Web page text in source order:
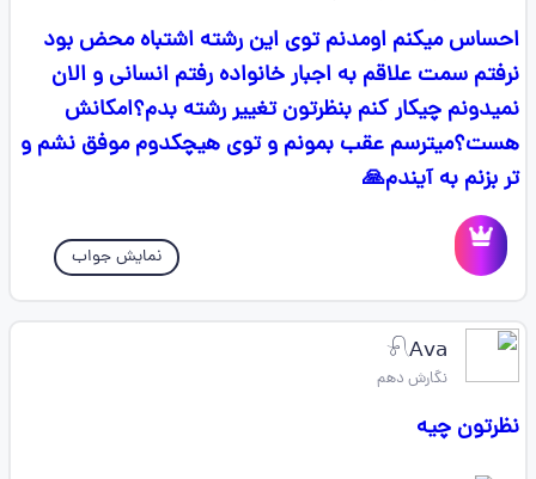
احساس میکنم اومدنم توی این رشته اشتباه محض بود
نرفتم سمت علاقم به اجبار خانواده رفتم انسانی و الان
نمیدونم چیکار کنم بنظرتون تغییر رشته بدم؟امکانش
هست؟میترسم عقب بمونم و توی هیچکدوم موفق نشم و
تر بزنم به آیندم🙏
نمایش جواب
𓍯𝖠𝗏𝖺
نگارش دهم
نظرتون چیه